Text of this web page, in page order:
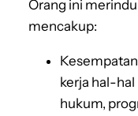
Orang ini
mencakup:
kerja hal-hal
hukum,